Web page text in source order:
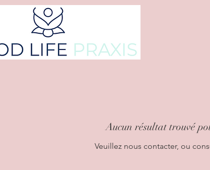
Aucun résultat trouvé
Veuillez nous contacter, ou